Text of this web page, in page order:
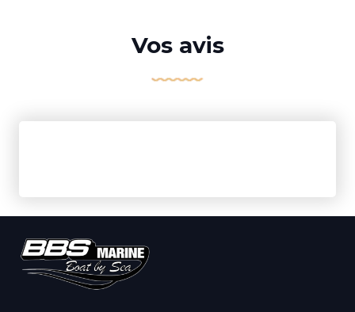
Vos avis